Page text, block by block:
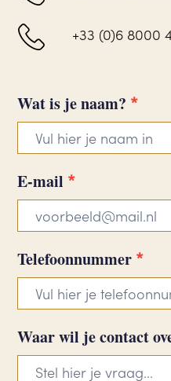
+33 (0)6 8000
Contactformulier
Constance
Wat is je naam? *
E-mail *
Telefoonnummer *
Waar wil je contact